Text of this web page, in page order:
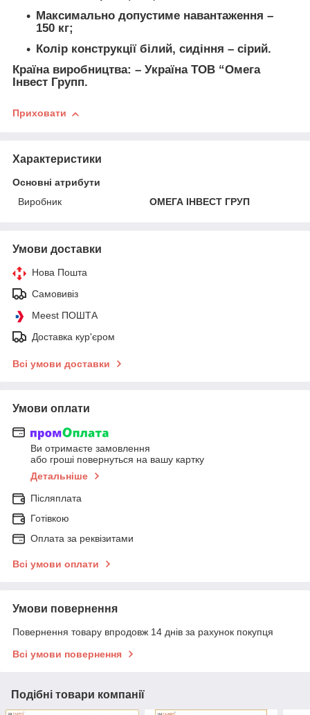
Максимально допустиме навантаження –
150 кг;
Колір конструкції білий, сидіння – сірий.
Країна виробництва: – Україна ТОВ “Омега
Інвест Групп.
Приховати
Характеристики
Основні атрибути
Виробник
ОМЕГА ІНВЕСТ ГРУП
Умови доставки
Нова Пошта
Самовивіз
Meest ПОШТА
Доставка кур'єром
Всі умови доставки
Умови оплати
Ви отримаєте замовлення
або гроші повернуться на вашу картку
Детальніше
Післяплата
Готівкою
Оплата за реквізитами
Всі умови оплати
Умови повернення
Повернення товару впродовж 14 днів за рахунок покупця
Всі умови повернення
Подібні товари компанії